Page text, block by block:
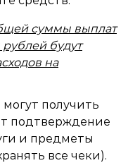
суммы выплат
будут
на
получить
подтверждение
и предметы
все чеки).